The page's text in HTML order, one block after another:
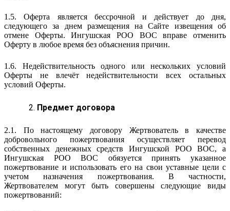
1.5. Оферта является бессрочной и действует до дня,
следующего за днем размещения на Сайте извещения об
отмене Оферты. Ингушская РОО ВОС вправе отменить
Оферту в любое время без объяснения причин.
1.6. Недействительность одного или нескольких условий
Оферты не влечёт недействительности всех остальных
условий Оферты.
Предмет договора
2.1. По настоящему договору Жертвователь в качестве
добровольного пожертвования осуществляет перевод
собственных денежных средств Ингушской РОО ВОС, а
Ингушская РОО ВОС обязуется принять указанное
пожертвование и использовать его на свои уставные цели с
учетом назначения пожертвования. В частности,
Жертвователем могут быть совершены следующие виды
пожертвований: